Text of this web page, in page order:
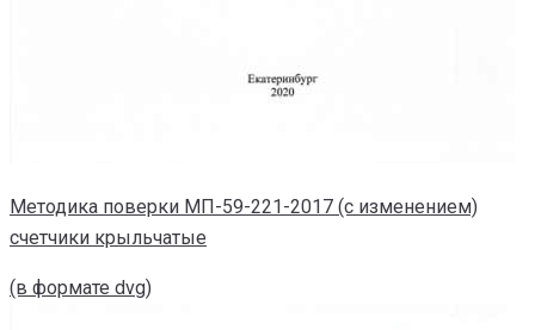
Методика поверки МП-59-221-2017 (с изменением)
счетчики крыльчатые
(в формате dvg)